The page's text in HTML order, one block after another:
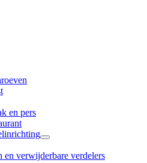
en pers
en verwijderbare verdelers